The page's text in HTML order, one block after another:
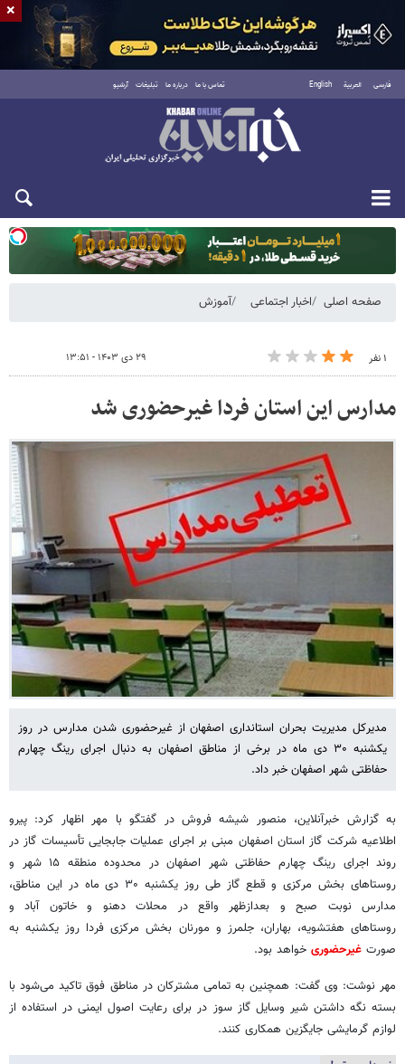
فارسی العربية English تماس با ما درباره ما تبلیغات آرشیو
دوشنبه ۱۹ مرداد ۱۴۰۵
صفحه اصلی اخبار اجتماعی آموزش
۱ نفر ۲۹ دی ۱۴۰۳ - ۱۳:۵۱
مدارس این استان فردا غیرحضوری شد
مدیرکل مدیریت بحران استانداری اصفهان از غیرحضوری شدن مدارس در روز
یکشنبه ۳۰ دی ماه در برخی از مناطق اصفهان به دنبال اجرای رینگ چهارم
حفاظتی شهر اصفهان خبر داد.
به گزارش خبرآنلاین، منصور شیشه فروش در گفتگو با مهر اظهار کرد: پیرو
اطلاعیه شرکت گاز استان اصفهان مبنی بر اجرای عملیات جابجایی تأسیسات گاز در
روند اجرای رینگ چهارم حفاظتی شهر اصفهان در محدوده منطقه ۱۵ شهر و
روستاهای بخش مرکزی و قطع گاز طی روز یکشنبه ۳۰ دی ماه در این مناطق،
مدارس نوبت صبح و بعدازظهر واقع در محلات دهنو و خاتون آباد و
روستاهای هفتشویه، بهاران، جلمرز و مورنان بخش مرکزی فردا روز یکشنبه به
صورت غیرحضوری خواهد بود.
مهر نوشت: وی گفت: همچنین به تمامی مشترکان در مناطق فوق تاکید می‌شود با
بسته نگه داشتن شیر وسایل گاز سوز در برای رعایت اصول ایمنی در استفاده از
لوازم گرمایشی جایگزین همکاری کنند.
×